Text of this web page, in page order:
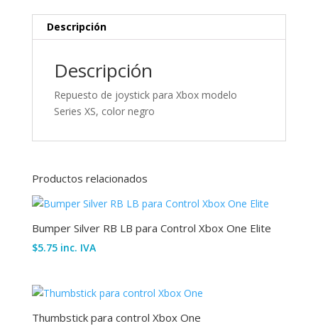
Descripción
Descripción
Repuesto de joystick para Xbox modelo
Series XS, color negro
Productos relacionados
Bumper Silver RB LB para Control Xbox One Elite
$5.75 inc. IVA
Thumbstick para control Xbox One